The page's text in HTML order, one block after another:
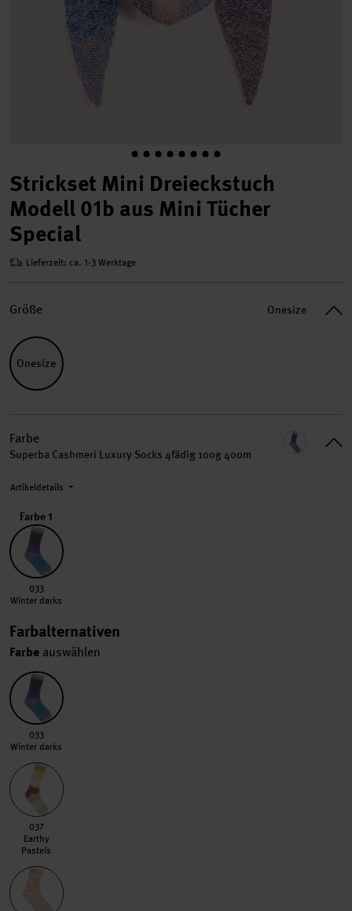
Strickset Mini Dreieckstuch
Modell 01b aus Mini Tücher
Special
Lieferzeit: ca. 1-3 Werktage
Größe Onesize
Onesize
Farbe
Superba Cashmeri Luxury Socks 4fädig 100g 400m
Artikeldetails
Farbe 1
033 Winter darks
033
Winter darks
Farbalternativen
Farbe auswählen
033 Winter darks
033
Winter darks
037 Earthy Pastels
037
Earthy
Pastels